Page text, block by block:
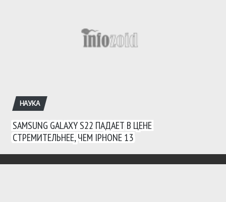
НАУКА
SAMSUNG GALAXY S22 ПАДАЕТ В ЦЕНЕ
СТРЕМИТЕЛЬНЕЕ, ЧЕМ IPHONE 13